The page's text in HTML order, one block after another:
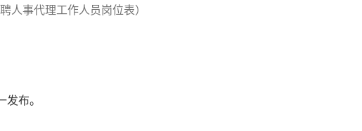
人事代理工作人员岗位表）
发布。